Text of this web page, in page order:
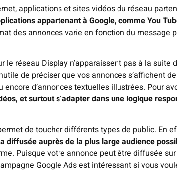
applications et sites vidéos du réseau
appartenant à Google, comme You
des annonces varie en fonction du message
réseau Display n’apparaissent pas à la suite
de préciser que vos annonces s’affichent
d’annonces textuelles illustrées. Pour
et surtout s’adapter dans une logique
de toucher différents types de public. En
diffusée auprès de la plus large audience
Puisque votre annonce peut être diffusée
Google Ads est intéressant si vous